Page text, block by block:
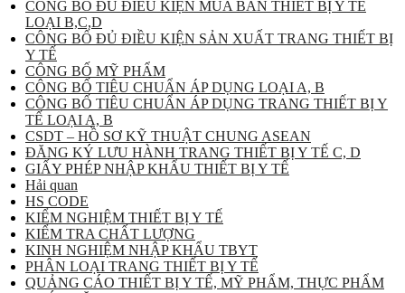
CÔNG BỐ ĐỦ ĐIỀU KIỆN MUA BÁN THIẾT BỊ Y TẾ
LOẠI B,C,D
CÔNG BỐ ĐỦ ĐIỀU KIỆN SẢN XUẤT TRANG THIẾT BỊ
Y TẾ
CÔNG BỐ MỸ PHẨM
CÔNG BỐ TIÊU CHUẨN ÁP DỤNG LOẠI A, B
CÔNG BỐ TIÊU CHUẨN ÁP DỤNG TRANG THIẾT BỊ Y
TẾ LOẠI A, B
CSDT – HỒ SƠ KỸ THUẬT CHUNG ASEAN
ĐĂNG KÝ LƯU HÀNH TRANG THIẾT BỊ Y TẾ C, D
GIẤY PHÉP NHẬP KHẨU THIẾT BỊ Y TẾ
Hải quan
HS CODE
KIỂM NGHIỆM THIẾT BỊ Y TẾ
KIỂM TRA CHẤT LƯỢNG
KINH NGHIỆM NHẬP KHẨU TBYT
PHÂN LOẠI TRANG THIẾT BỊ Y TẾ
QUẢNG CÁO THIẾT BỊ Y TẾ, MỸ PHẨM, THỰC PHẨM